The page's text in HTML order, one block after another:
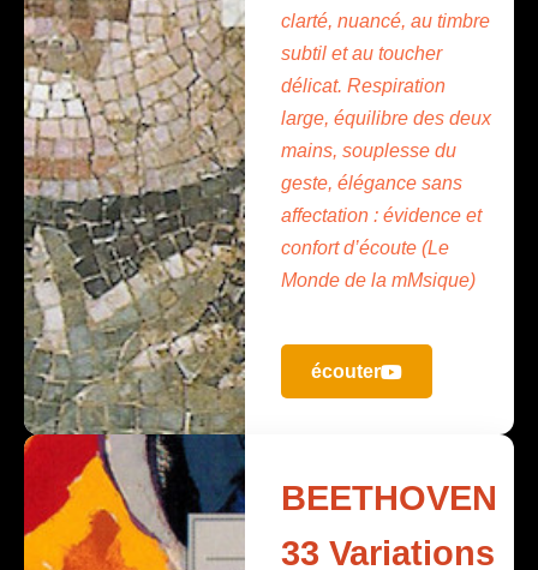
clarté, nuancé, au timbre
subtil et au toucher
délicat. Respiration
large, équilibre des deux
mains, souplesse du
geste, élégance sans
affectation : évidence et
confort d’écoute (Le
Monde de la mMsique)
écouter
BEETHOVEN
33 Variations